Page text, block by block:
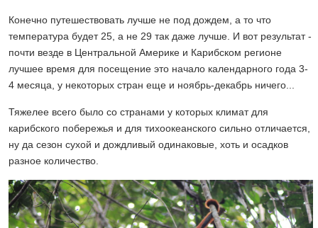
Конечно путешествовать лучше не под дождем, а то что
температура будет 25, а не 29 так даже лучше. И вот результат -
почти везде в Центральной Америке и Карибском регионе
лучшее время для посещение это начало календарного года 3-
4 месяца, у некоторых стран еще и ноябрь-декабрь ничего...
Тяжелее всего было со странами у которых климат для
карибского побережья и для тихоокеанского сильно отличается,
ну да сезон сухой и дождливый одинаковые, хоть и осадков
разное количество.